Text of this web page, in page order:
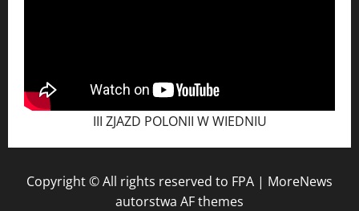
III ZJAZD POLONII W WIEDNIU
Copyright © All rights reserved to FPA | MoreNews
autorstwa AF themes